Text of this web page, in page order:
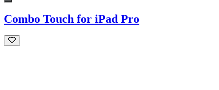
Combo Touch for iPad Pro